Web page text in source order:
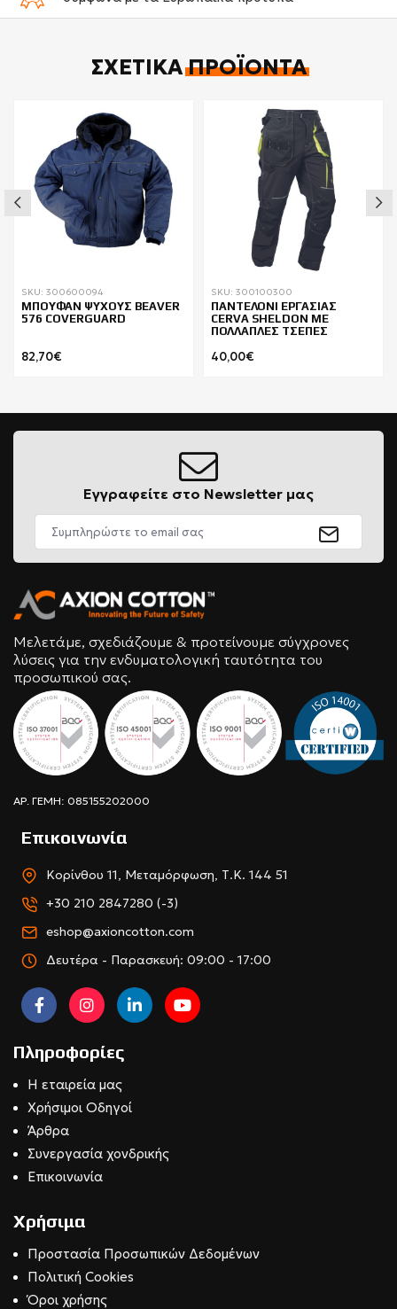
ΣΧΕΤΙΚΆΠΡΟΪΌΝΤΑ
SKU: 300600094
ΜΠΟΥΦΑΝ ΨΥΧΟΥΣ BEAVER
576 COVERGUARD
82,70€
SKU: 300100300
ΠΑΝΤΕΛΟΝΙ ΕΡΓΑΣΙΑΣ
CERVA SHELDON ΜΕ
ΠΟΛΛΑΠΛΕΣ ΤΣΕΠΕΣ
40,00€
Εγγραφείτε στο Newsletter μας
Μελετάμε, σχεδιάζουμε & προτείνουμε σύγχρονες
λύσεις για την ενδυματολογική ταυτότητα του
προσωπικού σας.
ΑΡ. ΓΕΜΗ: 085155202000
Επικοινωνία
Κορίνθου 11, Μεταμόρφωση, Τ.Κ. 144 51
+30 210 2847280 (-3)
eshop@axioncotton.com
Δευτέρα - Παρασκευή: 09:00 - 17:00
Πληροφορίες
Η εταιρεία μας
Χρήσιμοι Οδηγοί
Άρθρα
Συνεργασία χονδρικής
Επικοινωνία
Χρήσιμα
Προστασία Προσωπικών Δεδομένων
Πολιτική Cookies
Όροι χρήσης